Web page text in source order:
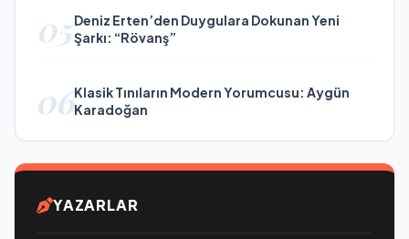
05Deniz Erten’den Duygulara Dokunan Yeni
Şarkı: “Rövanş”
06Klasik Tınıların Modern Yorumcusu: Aygün
Karadoğan
YAZARLAR